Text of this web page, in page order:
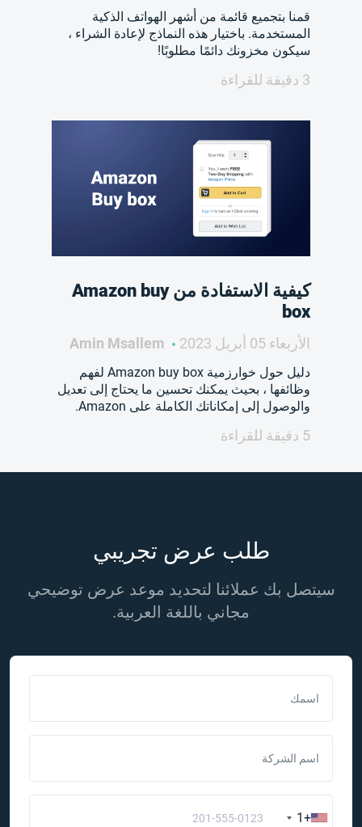
قمنا بتجميع قائمة من أشهر الهواتف الذكية
المستخدمة. باختيار هذه النماذج لإعادة الشراء ،
سيكون مخزونك دائمًا مطلوبًا!
3 دقيقة للقراءة
كيفية الاستفادة من Amazon buy
box
الأربعاء 05 أبريل 2023
دليل حول خوارزمية Amazon buy box لفهم
وظائفها ، بحيث يمكنك تحسين ما يحتاج إلى تعديل
والوصول إلى إمكاناتك الكاملة على Amazon.
5 دقيقة للقراءة
طلب عرض تجريبي
سيتصل بك عملائنا لتحديد موعد عرض توضيحي
مجاني باللغة العربية.
اسمك
اسم الشركة
+1